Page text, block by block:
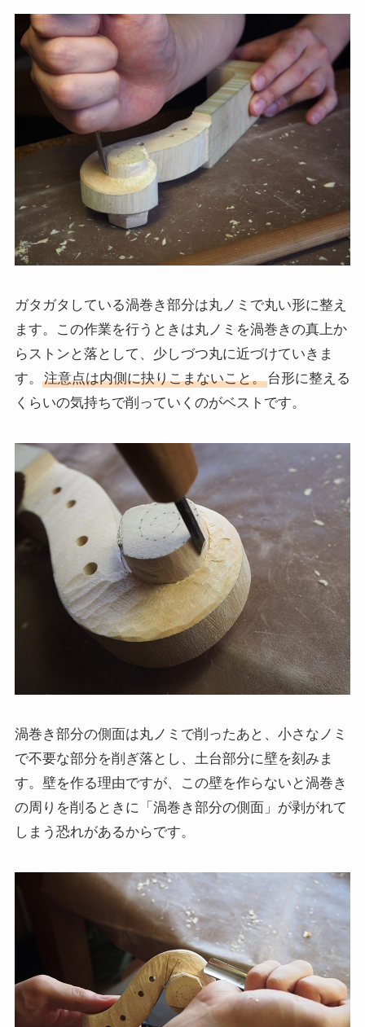
ガタガタしている渦巻き部分は丸ノミで丸い形に整え
ます。この作業を行うときは丸ノミを渦巻きの真上か
らストンと落として、少しづつ丸に近づけていきま
す。
注意点は内側に抉りこまないこと。台形に整える
くらいの気持ちで削っていくのがベストです。
渦巻き部分の側面は丸ノミで削ったあと、小さなノミ
で不要な部分を削ぎ落とし、土台部分に壁を刻みま
す。壁を作る理由ですが、この壁を作らないと渦巻き
の周りを削るときに「渦巻き部分の側面」が剥がれて
しまう恐れがあるからです。